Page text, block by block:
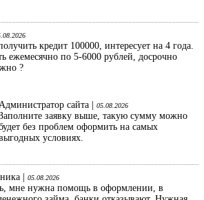
кредит 100000, интересует на 4 года.
ежемесячно по 5-6000 рублей, досрочно
?
сайта |
05.08.2026
заявку выше, такую сумму можно
без проблем оформить на самых
условиях.
| 05.08.2026
мне нужна помощь в оформлении, в